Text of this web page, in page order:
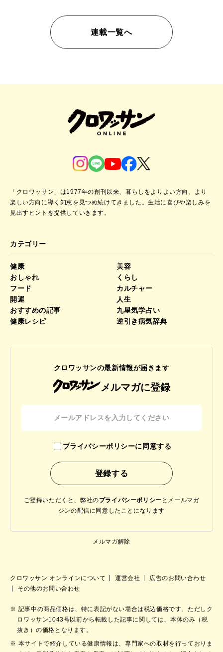
連載一覧へ
「クロワッサン」は1977年の創刊以来、暮らしをよりよい方向、より
楽しい方向に導く知恵を見つめ続けてきました。生活に喜びや楽しみを
見出すヒントを提供していきます。
カテゴリー
健康
美容
おしゃれ
くらし
フード
カルチャー
開運
人生
おすすめの記事
九星気学占い
健康レシピ
逆引き病気辞典
クロワッサンの最新情報が届きます
メルマガに登録
プライバシーポリシーに同意する
ご登録いただくと、弊社のプライバシーポリシー と メールマガ
ジンの配信に同意したことになります
メルマガ解除
クロワッサン オンラインについて 運営会社
広告のお問い合わせ
その他のお問い合わせ
記事中の商品価格は、特に表記がない場合は税込価格です。ただしク
ロワッサン1043号以前から転載した記事に関しては、本体のみ（税
抜き）の価格となります。
本サイトで紹介している健康情報は、専門家への取材を行っておりま